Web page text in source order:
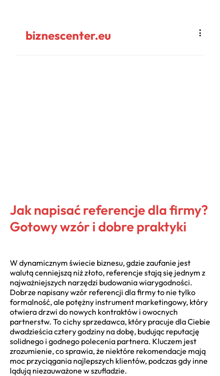
biznescenter.eu
Jak napisać referencje dla firmy?
Gotowy wzór i dobre praktyki
W dynamicznym świecie biznesu, gdzie zaufanie jest
walutą cenniejszą niż złoto, referencje stają się jednym z
najważniejszych narzędzi budowania wiarygodności.
Dobrze napisany wzór referencji dla firmy to nie tylko
formalność, ale potężny instrument marketingowy, który
otwiera drzwi do nowych kontraktów i owocnych
partnerstw. To cichy sprzedawca, który pracuje dla Ciebie
dwadzieścia cztery godziny na dobę, budując reputację
solidnego i godnego polecenia partnera. Kluczem jest
zrozumienie, co sprawia, że niektóre rekomendacje mają
moc przyciągania najlepszych klientów, podczas gdy inne
lądują niezauważone w szufladzie.